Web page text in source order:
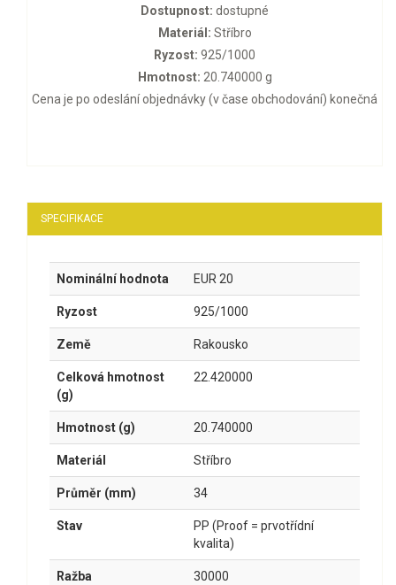
Dostupnost: dostupné
Materiál: Stříbro
Ryzost: 925/1000
Hmotnost: 20.740000 g
Cena je po odeslání objednávky (v čase obchodování) konečná
SPECIFIKACE
Nominální hodnota EUR 20
Ryzost 925/1000
Země Rakousko
Celková hmotnost
(g)
22.420000
Hmotnost (g) 20.740000
Materiál Stříbro
Průměr (mm) 34
Stav
PP (Proof = prvotřídní
kvalita)
Ražba 30000